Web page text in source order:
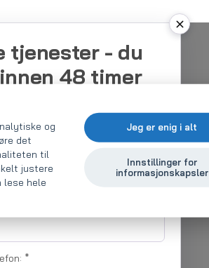
og
det
til
justere
lese hele
Jeg er enig i alt
Innstillinger for
informasjonskapsler
tjenester - du
48 timer
som mulig. Vi sender deg
sender deg videre til en egnet
for mer informasjon på
*